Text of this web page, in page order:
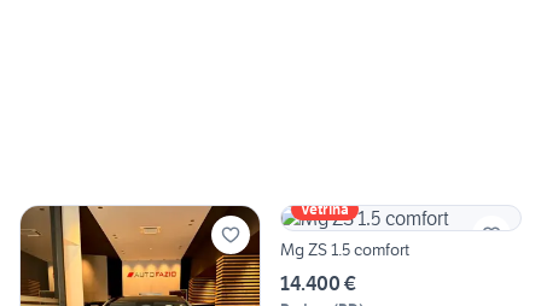
Vetrina
Mg ZS 1.5 comfort
14.400 €